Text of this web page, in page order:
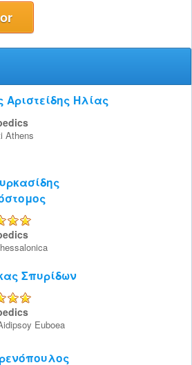
Αριστείδης Ηλίας
Athens
Σπυρίδων
Euboea